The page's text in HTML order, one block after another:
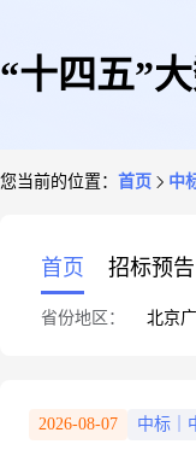
“十四五”
您当前的位置： 首页 中
首页 招标预告
省份地区： 北京
2026-08-07 中标｜